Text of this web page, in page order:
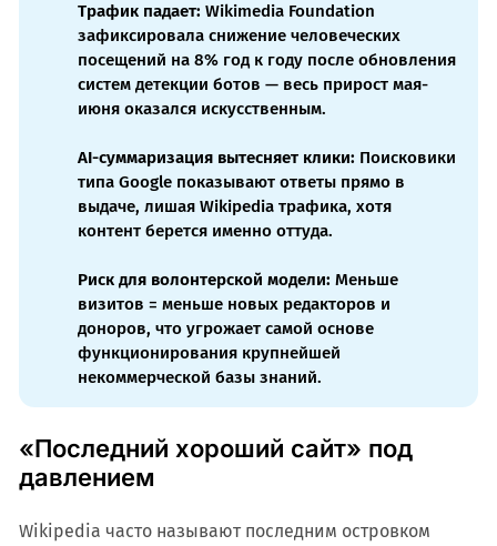
Трафик падает: Wikimedia Foundation
зафиксировала снижение человеческих
посещений на 8% год к году после обновления
систем детекции ботов — весь прирост мая-
июня оказался искусственным.
AI-суммаризация вытесняет клики: Поисковики
типа Google показывают ответы прямо в
выдаче, лишая Wikipedia трафика, хотя
контент берется именно оттуда.
Риск для волонтерской модели: Меньше
визитов = меньше новых редакторов и
доноров, что угрожает самой основе
функционирования крупнейшей
некоммерческой базы знаний.
«Последний хороший сайт» под
давлением
Wikipedia часто называют последним островком